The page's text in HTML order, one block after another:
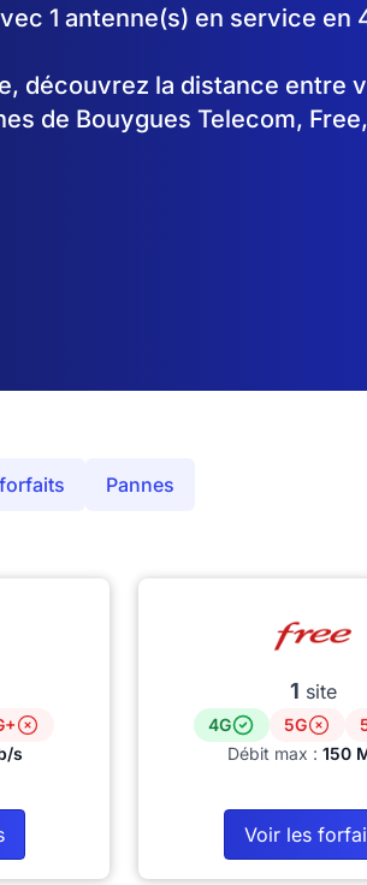
1 antenne(s) en service en
découvrez la distance entre
de Bouygues Telecom,
Pannes
s
1 site
4G 5G
Débit max : 150
Voir les